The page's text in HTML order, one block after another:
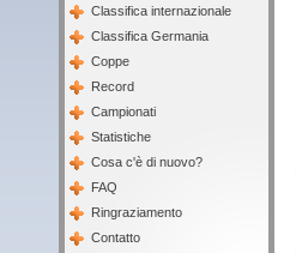
Classifica internazionale
Classifica Germania
Coppe
Record
Campionati
Statistiche
Cosa c'è di nuovo?
FAQ
Ringraziamento
Contatto